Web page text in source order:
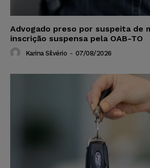
Advogado preso por suspeita de
inscrição suspensa pela OAB-TO
Karina Silvério - 07/08/2026